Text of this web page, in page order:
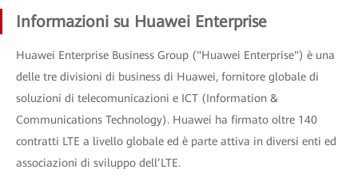
Informazioni su Huawei Enterprise
Huawei Enterprise Business Group ("Huawei Enterprise") è una
delle tre divisioni di business di Huawei, fornitore globale di
soluzioni di telecomunicazioni e ICT (Information &
Communications Technology). Huawei ha firmato oltre 140
contratti LTE a livello globale ed è parte attiva in diversi enti ed
associazioni di sviluppo dell’LTE.